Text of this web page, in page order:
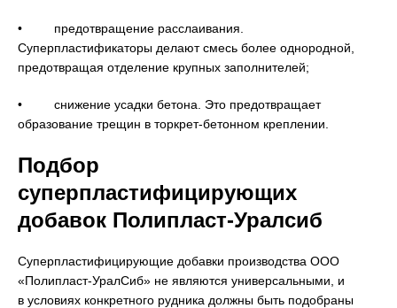
• предотвращение расслаивания.
Суперпластификаторы делают смесь более однородной,
предотвращая отделение крупных заполнителей;
• снижение усадки бетона. Это предотвращает
образование трещин в торкрет-бетонном креплении.
Подбор
суперпластифицирующих
добавок Полипласт-Уралсиб
Суперпластифицирующие добавки производства ООО
«Полипласт-УралСиб» не являются универсальными, и
в условиях конкретного рудника должны быть подобраны